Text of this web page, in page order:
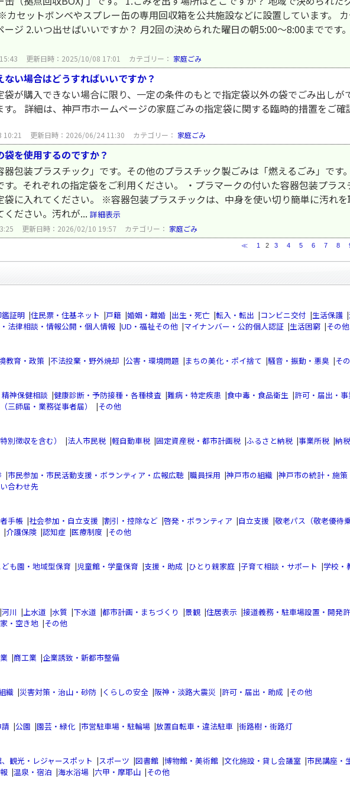
セットボンベやスプレー缶の専用回収箱を公共施設などに設置しています。
ジ 2.いつ出せばいいですか？ 月2回の決められた曜日の朝5:00～8:00までです
更新日時：2025/10/08 17:01 カテゴリー： 家庭ごみ
い場合はどうすればいいですか？
が購入できない場合に限り、一定の条件のもとで指定袋以外の袋でごみ出しが
。 詳細は、神戸市ホームページの家庭ごみの指定袋に関する臨時的措置をご確
10:21 更新日時：2026/06/24 11:30 カテゴリー： 家庭ごみ
を使用するのですか？
包装プラスチック」です。その他のプラスチック製ごみは「燃えるごみ」です
。それぞれの指定袋をご利用ください。 ・プラマークの付いた容器包装プラス
袋に入れてください。 ※容器包装プラスチックは、中身を使い切り簡単に汚れ
ださい。汚れが... 詳細表示
更新日時：2026/02/10 19:57 カテゴリー： 家庭ごみ
≪ 1 2 3 4 5 6 7 8
証明 |住民票・住基ネット |戸籍 |婚姻・離婚 |出生・死亡 |転入・転出 |コンビニ交付 |生活保護 |
法律相談・情報公開・個人情報 |UD・福祉その他 |マイナンバー・公的個人認証 |生活困窮 |その他
教育・政策 |不法投棄・野外焼却 |公害・環境問題 |まちの美化・ポイ捨て |騒音・振動・悪臭 |そ
神保健相談 |健康診断・予防接種・各種検査 |難病・特定疾患 |食中毒・食品衛生 |許可・届出・
三師届・業務従事者届） |その他
別徴収を含む） |法人市民税 |軽自動車税 |固定資産税・都市計画税 |ふるさと納税 |事業所税 |納
|市民参加・市民活動支援・ボランティア・広報広聴 |職員採用 |神戸市の組織 |神戸市の統計・施策
合わせ先
手帳 |社会参加・自立支援 |割引・控除など |啓発・ボランティア |自立支援 |敬老パス（敬老優待
|介護保険 |認知症 |医療制度 |その他
も園・地域型保育 |児童館・学童保育 |支援・助成 |ひとり親家庭 |子育て相談・サポート |学校・
|河川 |上水道 |水質 |下水道 |都市計画・まちづくり |景観 |住居表示 |接道義務・駐車場設置・開発
・空き地 |その他
|商工業 |企業誘致・新都市整備
織 |災害対策・治山・砂防 |くらしの安全 |阪神・淡路大震災 |許可・届出・助成 |その他
|公園 |園芸・緑化 |市営駐車場・駐輪場 |放置自転車・違法駐車 |街路樹・街路灯
観光・レジャースポット |スポーツ |図書館 |博物館・美術館 |文化施設・貸し会議室 |市民講座・
|温泉・宿泊 |海水浴場 |六甲・摩耶山 |その他